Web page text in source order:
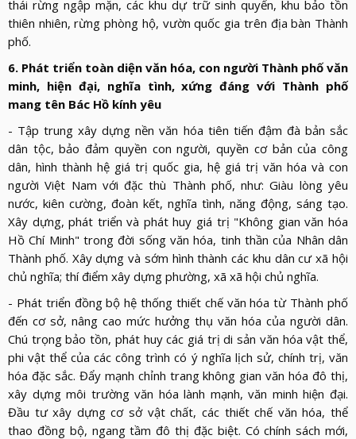
thái rừng ngập mặn, các khu dự trữ sinh quyển, khu bảo tồn
thiên nhiên, rừng phòng hộ, vườn quốc gia trên địa bàn Thành
phố.
6. Phát triển toàn diện văn hóa, con người Thành phố văn
minh, hiện đại, nghĩa tình, xứng đáng với Thành phố
mang tên Bác Hồ kính yêu
- Tập trung xây dựng nền văn hóa tiên tiến đậm đà bản sắc
dân tộc, bảo đảm quyền con người, quyền cơ bản của công
dân, hình thành hệ giá trị quốc gia, hệ giá trị văn hóa và con
người Việt Nam với đặc thù Thành phố, như: Giàu lòng yêu
nước, kiên cường, đoàn kết, nghĩa tình, năng động, sáng tạo.
Xây dựng, phát triển và phát huy giá trị "Không gian văn hóa
Hồ Chí Minh" trong đời sống văn hóa, tinh thần của Nhân dân
Thành phố. Xây dựng và sớm hình thành các khu dân cư xã hội
chủ nghĩa; thí điểm xây dựng phường, xã xã hội chủ nghĩa.
- Phát triển đồng bộ hệ thống thiết chế văn hóa từ Thành phố
đến cơ sở, nâng cao mức hưởng thụ văn hóa của người dân.
Chú trọng bảo tồn, phát huy các giá trị di sản văn hóa vật thể,
phi vật thể của các công trình có ý nghĩa lịch sử, chính trị, văn
hóa đặc sắc. Đẩy mạnh chỉnh trang không gian văn hóa đô thị,
xây dựng môi trường văn hóa lành mạnh, văn minh hiện đại.
Đầu tư xây dựng cơ sở vật chất, các thiết chế văn hóa, thể
thao đồng bộ, ngang tầm đô thị đặc biệt. Có chính sách mới,